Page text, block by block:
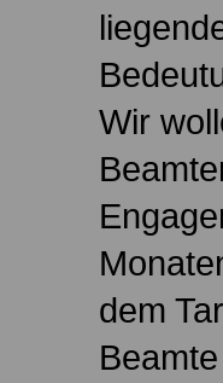
Wir
dem